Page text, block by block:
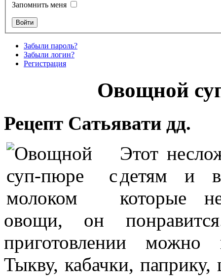
Запомнить меня
Забыли пароль?
Забыли логин?
Регистрация
Овощной
Рецепт Сатьявати дд.
Этот
детям и
которые
овощи, он
приготовлении можно
Тыкву, кабачки,